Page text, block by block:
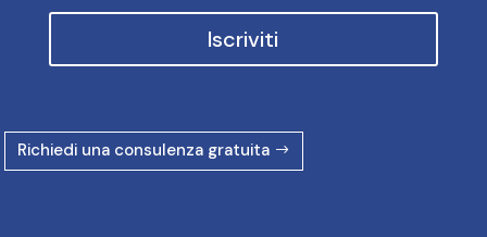
Iscriviti
Richiedi una consulenza gratuita